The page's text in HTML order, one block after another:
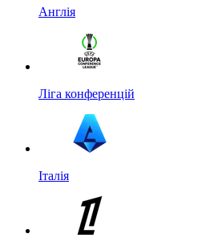
Англія
Ліга конференцій
Італія